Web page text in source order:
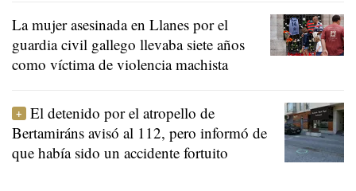
La mujer asesinada en Llanes por el
guardia civil gallego llevaba siete años
como víctima de violencia machista
El detenido por el atropello de
Bertamiráns avisó al 112, pero informó de
que había sido un accidente fortuito